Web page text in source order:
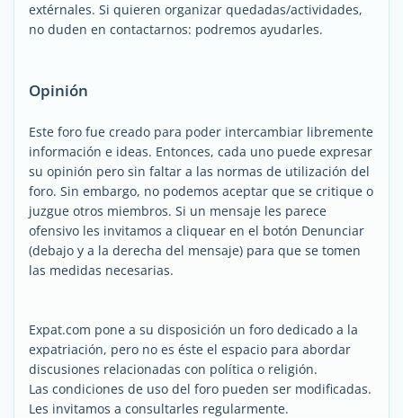
extérnales. Si quieren organizar quedadas/actividades,
no duden en contactarnos: podremos ayudarles.
Opinión
Este foro fue creado para poder intercambiar libremente
información e ideas. Entonces, cada uno puede expresar
su opinión pero sin faltar a las normas de utilización del
foro. Sin embargo, no podemos aceptar que se critique o
juzgue otros miembros. Si un mensaje les parece
ofensivo les invitamos a cliquear en el botón Denunciar
(debajo y a la derecha del mensaje) para que se tomen
las medidas necesarias.
Expat.com pone a su disposición un foro dedicado a la
expatriación, pero no es éste el espacio para abordar
discusiones relacionadas con política o religión.
Las condiciones de uso del foro pueden ser modificadas.
Les invitamos a consultarles regularmente.